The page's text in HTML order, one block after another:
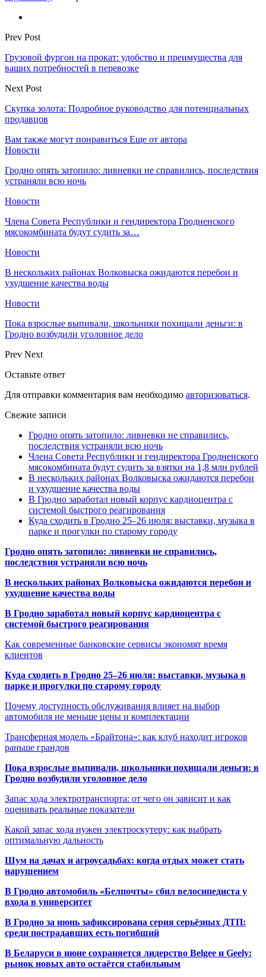
Prev Post
Грузовой фургон на прокат: удобство и преимущества для
ваших потребностей в перевозке
Next Post
Скупка золота: Подробное руководство для потенциальных
продавцов
Вам также могут понравиться Еще от автора
Новости
Гродно опять затопило: ливневки не справились, последствия
устраняли всю ночь
Новости
Члена Совета Республики и гендиректора Гродненского
мясокомбината будут судить за…
Новости
В нескольких районах Волковыска ожидаются перебои и
ухудшение качества воды
Новости
Пока взрослые выпивали, школьники похищали деньги: в
Гродно возбудили уголовное дело
Prev Next
Оставьте ответ
Для отправки комментария вам необходимо авторизоваться.
Свежие записи
Гродно опять затопило: ливневки не справились,
последствия устраняли всю ночь
Члена Совета Республики и гендиректора Гродненского
мясокомбината будут судить за взятки на 1,8 млн рублей
В нескольких районах Волковыска ожидаются перебои
и ухудшение качества воды
В Гродно заработал новый корпус кардиоцентра с
системой быстрого реагирования
Куда сходить в Гродно 25–26 июля: выставки, музыка в
парке и прогулки по старому городу
Гродно опять затопило: ливневки не справились,
последствия устраняли всю ночь
В нескольких районах Волковыска ожидаются перебои и
ухудшение качества воды
В Гродно заработал новый корпус кардиоцентра с
системой быстрого реагирования
Как современные банковские сервисы экономят время
клиентов
Куда сходить в Гродно 25–26 июля: выставки, музыка в
парке и прогулки по старому городу
Почему доступность обслуживания влияет на выбор
автомобиля не меньше цены и комплектации
Трансферная модель «Брайтона»: как клуб находит игроков
раньше грандов
Пока взрослые выпивали, школьники похищали деньги: в
Гродно возбудили уголовное дело
Запас хода электротранспорта: от чего он зависит и как
оценивать реальные показатели
Какой запас хода нужен электроскутеру: как выбрать
оптимальную дальность
Шум на дачах и агроусадьбах: когда отдых может стать
нарушением
В Гродно автомобиль «Белпочты» сбил велосипедиста у
входа в университет
В Гродно за июнь зафиксирована серия серьёзных ДТП:
среди пострадавших есть погибший
В Беларуси в июне сохраняется лидерство Belgee и Geely:
рынок новых авто остаётся стабильным